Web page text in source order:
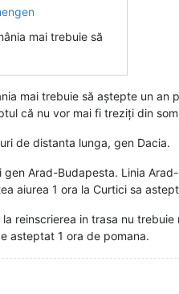
mai trebuie să
mai trebuie să aștepte un
că nu vor mai fi treziți din
de distanta lunga, gen Dacia.
Arad-Budapesta. Linia
aiurea 1 ora la Curtici sa
reinscrierea in trasa nu
asteptat 1 ora de pomana.